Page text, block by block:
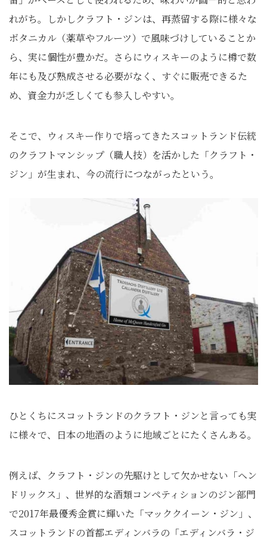
れがち。しかしクラフト・ジンは、再蒸留する際に様々な
ボタニカル （薬草やフルーツ） で風味づけしていることか
ら、実に個性が豊かだ。さらにウィスキーのように樽で数
年にも及び熟成させる必要がなく、すぐに販売できるた
め、資金力が乏しくても参入しやすい。
そこで、ウィスキー作りで培ってきたスコットランド伝統
のクラフトマンシップ （職人技） を活かした「クラフト・
ジン」が生まれ、今の流行につながったという。
ひとくちにスコットランドのクラフト・ジンと言っても実
に様々で、日本の地酒のように地域ごとにたくさんある。
例えば、クラフト・ジンの先駆けとして欠かせない「ヘン
ドリックス」、世界的な酒類コンペティションのジン部門
で2017年最優秀金賞に輝いた「マッククイーン・ジン」、
スコットランドの首都エディンバラの「エディンバラ・ジ